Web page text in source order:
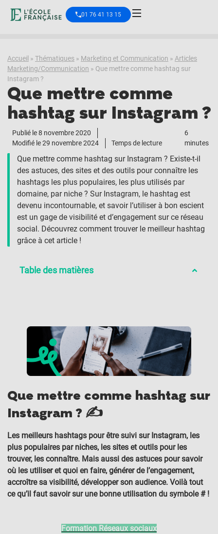
01 76 41 13 15
Accueil » Thématiques » Marketing et Communication » Articles
Marketing/Communication » Que mettre comme hashtag sur
Instagram ?
Que mettre comme
hashtag sur Instagram ?
Publié le8 novembre 2020
Modifié le 29 novembre 2024
Temps de lecture
6
minutes
Que mettre comme hashtag sur Instagram ? Existe-t-il
des astuces, des sites et des outils pour connaître les
hashtags les plus populaires, les plus utilisés par
domaine, par niche ? Sur Instagram, le hashtag est
devenu incontournable, et savoir l’utiliser à bon escient
est un gage de visibilité et d’engagement sur ce réseau
social. Découvrez comment trouver le meilleur hashtag
grâce à cet article !
Table des matières
Que mettre comme hashtag sur
Instagram ? ✍️
Les meilleurs hashtags pour être suivi sur Instagram, les
plus populaires par niches, les sites et outils pour les
trouver, les connaître. Mais aussi des astuces pour savoir
où les utiliser et quoi en faire, générer de l’engagement,
accroître sa visibilité, développer son audience. Voilà tout
ce qu’il faut savoir sur une bonne utilisation du symbole # !
Formation Réseaux sociaux